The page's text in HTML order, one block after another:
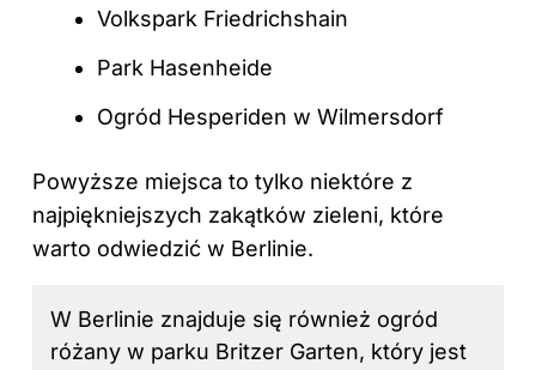
Volkspark Friedrichshain
Park Hasenheide
Ogród Hesperiden w Wilmersdorf
Powyższe miejsca to tylko niektóre z
najpiękniejszych zakątków zieleni, które
warto odwiedzić w Berlinie.
W Berlinie znajduje się również ogród
różany w parku Britzer Garten, który jest